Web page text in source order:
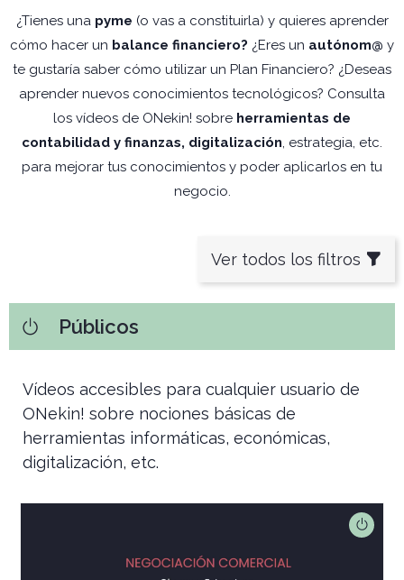
¿Tienes una pyme (o vas a constituirla) y quieres aprender
cómo hacer un balance financiero? ¿Eres un autónom@ y
te gustaría saber cómo utilizar un Plan Financiero? ¿Deseas
aprender nuevos conocimientos tecnológicos? Consulta
los vídeos de ONekin! sobre herramientas de
contabilidad y finanzas, digitalización, estrategia, etc.
para mejorar tus conocimientos y poder aplicarlos en tu
negocio.
Ver todos los filtros
Públicos
Vídeos accesibles para cualquier usuario de
ONekin! sobre nociones básicas de
herramientas informáticas, económicas,
digitalización, etc.